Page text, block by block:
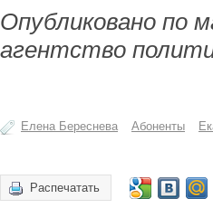
Опубликовано по
агентство
Елена Береснева Абоненты
Распечатать